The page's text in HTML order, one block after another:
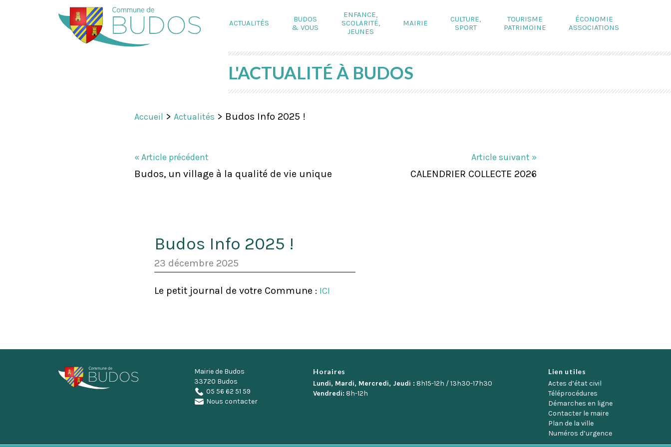
ACTUALITÉS
BUDOS
& VOUS
ENFANCE,
SCOLARITÉ,
JEUNES
MAIRIE
CULTURE,
SPORT
TOURISME
PATRIMOINE
ÉCONOMIE
ASSOCIATIONS
L'ACTUALITÉ À BUDOS
Accueil > Actualités > Budos Info 2025 !
« Article précédent
Budos, un village à la qualité de vie unique
Article suivant »
CALENDRIER COLLECTE 2026
Budos Info 2025 !
23 décembre 2025
Le petit journal de votre Commune : ICI
Mairie de Budos
33720 Budos
05 56 62 51 59
Nous contacter
Horaires
Lundi, Mardi, Mercredi, Jeudi : 8h15-12h / 13h30-17h30
Vendredi: 8h-12h
Lien utiles
Actes d’état civil
Téléprocédures
Démarches en ligne
Contacter le maire
Plan de la ville
Numéros d’urgence